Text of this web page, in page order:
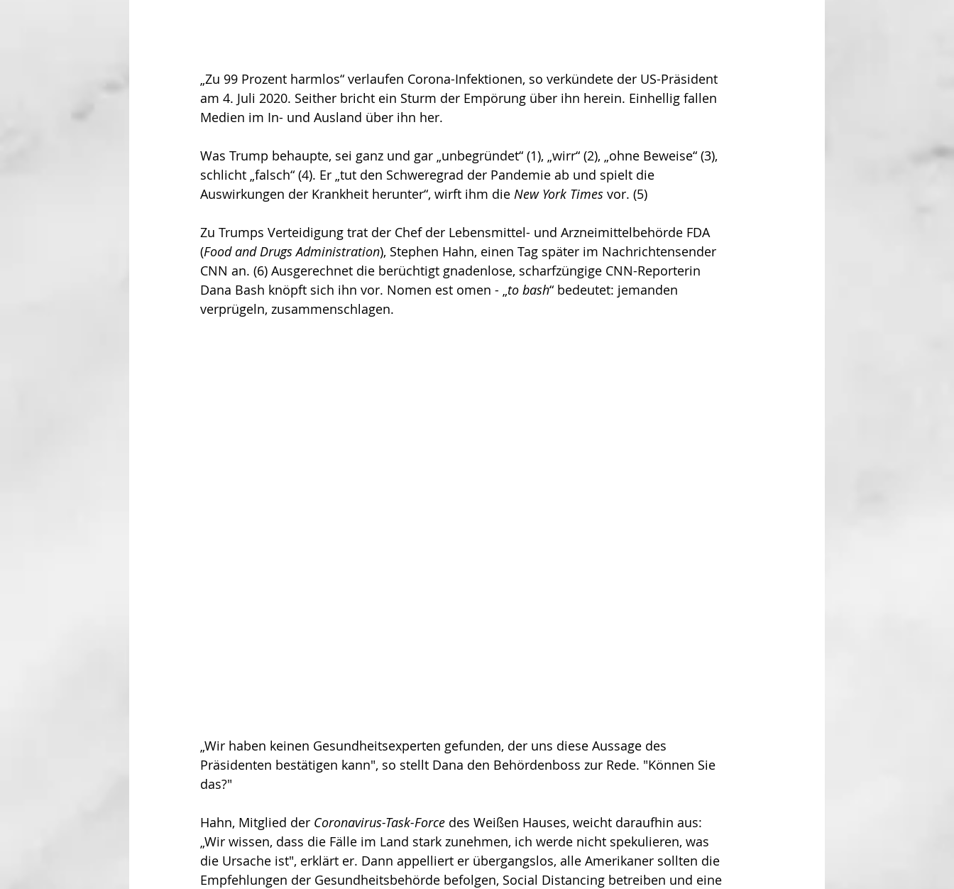
„Zu 99 Prozent harmlos“ verlaufen Corona-Infektionen, so verkündete der US-Präsident
am 4. Juli 2020. Seither bricht ein Sturm der Empörung über ihn herein. Einhellig fallen
Medien im In- und Ausland über ihn her.
Was Trump behaupte, sei ganz und gar „unbegründet“ (1), „wirr“ (2), „ohne Beweise“ (3),
schlicht „falsch“ (4). Er „tut den Schweregrad der Pandemie ab und spielt die
Auswirkungen der Krankheit herunter“, wirft ihm die New York Times vor. (5)
Zu Trumps Verteidigung trat der Chef der Lebensmittel- und Arzneimittelbehörde FDA
(Food and Drugs Administration), Stephen Hahn, einen Tag später im Nachrichtensender
CNN an. (6) Ausgerechnet die berüchtigt gnadenlose, scharfzüngige CNN-Reporterin
Dana Bash knöpft sich ihn vor. Nomen est omen - „to bash“ bedeutet: jemanden
verprügeln, zusammenschlagen.
„Wir haben keinen Gesundheitsexperten gefunden, der uns diese Aussage des
Präsidenten bestätigen kann", so stellt Dana den Behördenboss zur Rede. "Können Sie
das?"
Hahn, Mitglied der Coronavirus-Task-Force des Weißen Hauses, weicht daraufhin aus:
„Wir wissen, dass die Fälle im Land stark zunehmen, ich werde nicht spekulieren, was
die Ursache ist", erklärt er. Dann appelliert er übergangslos, alle Amerikaner sollten die
Empfehlungen der Gesundheitsbehörde befolgen, Social Distancing betreiben und eine